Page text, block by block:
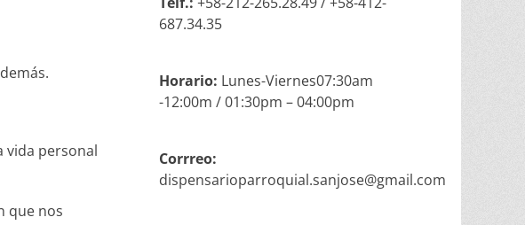
vida personal
que nos
687.34.35
Horario: Lunes-Viernes07:30am
-12:00m / 01:30pm – 04:00pm
Corrreo:
dispensarioparroquial.sanjose@gmail.com